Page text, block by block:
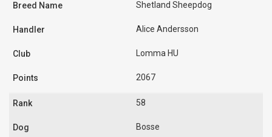
Shetland Sheepdog
Alice Andersson
Lomma HU
2067
58
Bosse